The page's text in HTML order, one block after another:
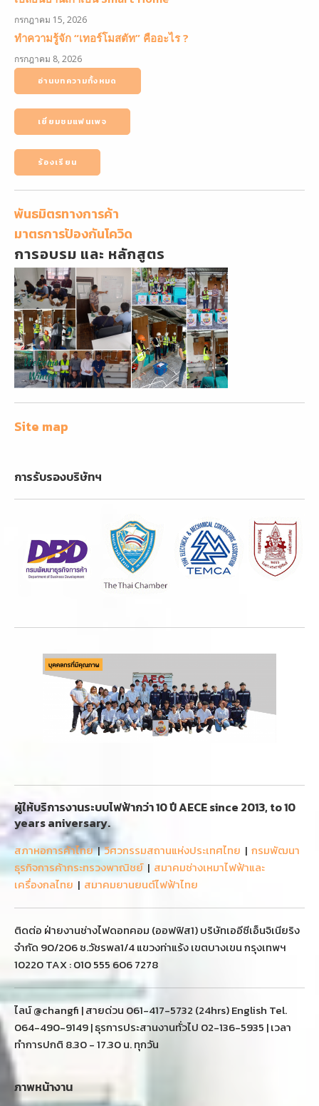
กรกฎาคม 15, 2026
ทำความรู้จัก “เทอร์โมสตัท” คืออะไร ?
กรกฎาคม 8, 2026
อ่านบทความทั้งหมด
เยี่ยมชมแฟนเพจ
ร้องเรียน
พันธมิตรทางการค้า
มาตรการป้องกันโควิด
การอบรม และ หลักสูตร
Site map
การรับรองบริษัทฯ
ผู้ให้บริการงานระบบไฟฟ้ากว่า 10 ปี AECE since 2013, to 10
years aniversary.
สภาหอการค้าไทย|วิศวกรรมสถานแห่งประเทศไทย | กรมพัฒนา
ธุรกิจการค้ากระทรวงพาณิชย์| สมาคมช่างเหมาไฟฟ้าและ
เครื่องกลไทย | สมาคมยานยนต์ไฟฟ้าไทย
ติดต่อ ฝ่ายงานช่างไฟดอทคอม (ออฟฟิส1) บริษัทเออีซีเอ็นจิเนียริง
จำกัด 90/206 ซ.วัชรพล1/4 แขวงท่าแร้ง เขตบางเขน กรุงเทพฯ
10220 TAX : 010 555 606 7278
ไลน์ @changfi | สายด่วน 061-417-5732 (24hrs) English Tel.
064-490-9149 | ธุรการประสานงานทั่วไป 02-136-5935 | เวลา
ทำการปกติ 8.30 - 17.30 น. ทุกวัน
ภาพหน้างาน